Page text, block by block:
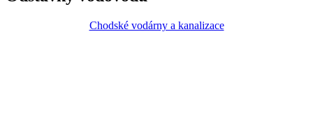
Chodské vodárny a kanalizace